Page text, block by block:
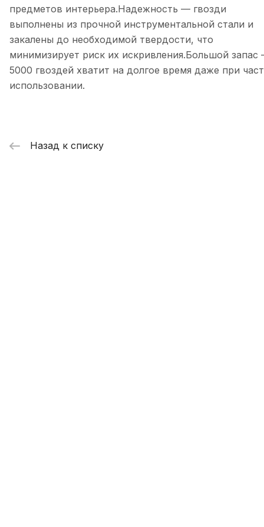
предметов интерьера.Надежность — гвозди
выполнены из прочной инструментальной стали и
закалены до необходимой твердости, что
минимизирует риск их искривления.Большой запас
5000 гвоздей хватит на долгое время даже при
использовании.
Назад к списку